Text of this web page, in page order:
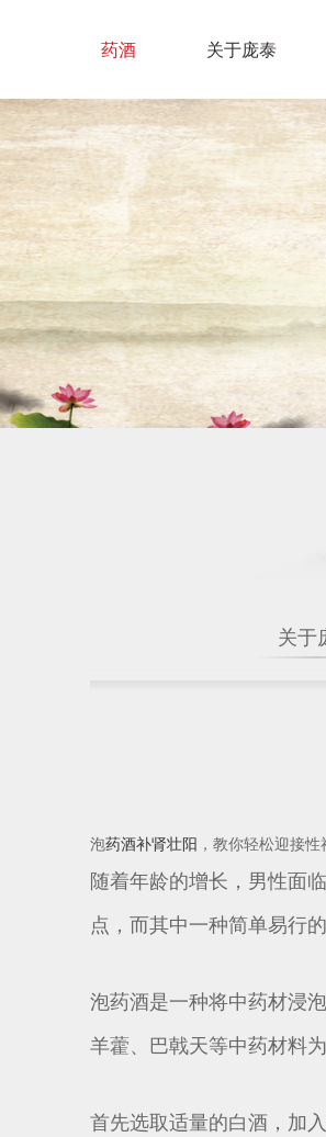
药酒 关于庞泰
关于
泡药酒补肾壮阳 ，教你轻松迎接
随着年龄的增长，男性面
点，而其中一种简单易行
泡药酒是一种将中药材浸
羊藿、巴戟天等中药材料为
首先选取适量的白酒，加